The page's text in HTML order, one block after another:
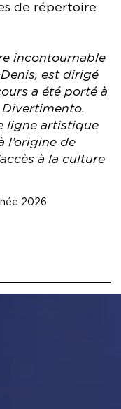
de répertoire
incontournable
est dirigé
a été porté à
Divertimento.
ligne artistique
l’origine de
à la culture
2026